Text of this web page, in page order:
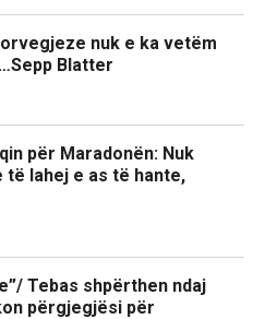
nuk e ka vetëm
Blatter
për Maradonën: Nuk
të lahej e as të hante,
Tebas shpërthen ndaj
përgjegjësi për